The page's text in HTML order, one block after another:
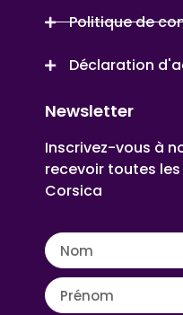
Politique de
Déclaration
Newsletter
Inscrivez-vous à
recevoir toutes
Corsica